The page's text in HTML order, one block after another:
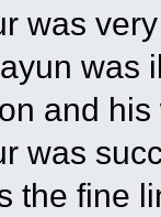
was
was
and
was
the fine